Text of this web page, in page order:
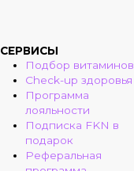
СЕРВИСЫ
Подбор витаминов
Check-up здоровья
Программа
лояльности
Подписка FKN в
подарок
Реферальная